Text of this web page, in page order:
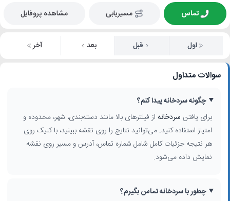
تماس مسیریابی مشاهده پروفایل
اول قبل بعد آخر
سوالات متداول
چگونه سردخانه پیدا کنم؟
برای یافتن سردخانه از فیلترهای بالا مانند دسته‌بندی، شهر، محدوده و
امتیاز استفاده کنید. می‌توانید نتایج را روی نقشه ببینید، با کلیک روی
هر نتیجه جزئیات کامل شامل شماره تماس، آدرس و مسیر روی نقشه
نمایش داده می‌شود.
چطور با سردخانه تماس بگیرم؟